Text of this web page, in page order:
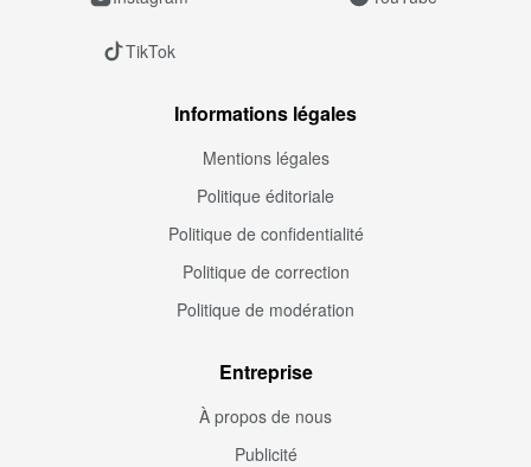
TikTok
Informations légales
Mentions légales
Politique éditoriale
Politique de confidentialité
Politique de correction
Politique de modération
Entreprise
À propos de nous
Publicité